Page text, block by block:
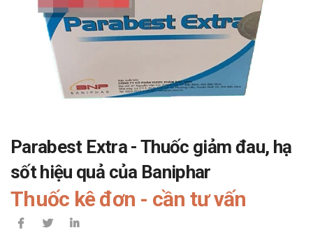
Parabest Extra - Thuốc giảm đau, hạ
sốt hiệu quả của Baniphar
Thuốc kê đơn - cần tư vấn